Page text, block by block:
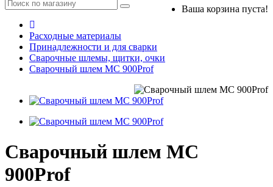
Ваша корзина пуста!
Расходные материалы
Принадлежности и для сварки
Сварочные шлемы, щитки, очки
Сварочный шлем МС 900Prof
Сварочный шлем МС
900Prof